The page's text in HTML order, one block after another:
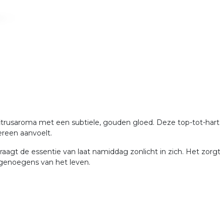
met een subtiele, gouden gloed. Deze top-tot-
aanvoelt.
de essentie van laat namiddag zonlicht in zich. Het
van het leven.